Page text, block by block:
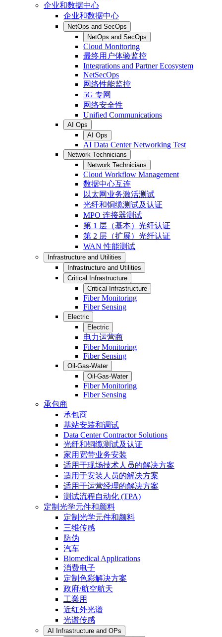
企业和数据中心
企业和数据中心
NetOps and SecOps
NetOps and SecOps
Cloud Monitoring
最终用户体验监控
Integrations and Partner Ecosystem
NetSecOps
网络性能监控
5G 专网
网络安全性
Unified Communications
AI Ops
AI Ops
AI Data Center Networking Test
Network Technicians
Network Technicians
Cloud Workflow Management
数据中心互连
以太网业务激活测试
光纤和铜缆测试及认证
MPO 连接器测试
第 1 层（基本）光纤认证
第 2 层（扩展）光纤认证
WAN 性能测试
Infrastructure and Utilities
Infrastructure and Utilities
Critical Infrastructure
Critical Infrastructure
Fiber Monitoring
Fiber Sensing
Electric
Electric
电力运营商
Fiber Monitoring
Fiber Sensing
Oil-Gas-Water
Oil-Gas-Water
Fiber Monitoring
Fiber Sensing
承包商
承包商
基站安装和调试
Data Center Contractor Solutions
光纤和铜缆测试及认证
家用宽带业务安装
适用于现场技术人员的解决方案
适用于安装人员的解决方案
适用于运营经理的解决方案
测试流程自动化 (TPA)
定制光学元件和颜料
定制光学元件和颜料
三维传感
防伪
汽车
Biomedical Applications
消费电子
定制色彩解决方案
政府/航空航天
工業用
近红外光谱
光谱传感
AI Infrastructure and OPs